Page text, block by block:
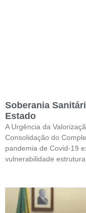
Soberania
Estado
A Urgência da
Consolidação do
pandemia de Covid-19
vulnerabilidade